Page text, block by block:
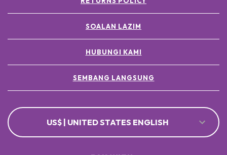
SOALAN LAZIM
HUBUNGI KAMI
SEMBANG LANGSUNG
US$ | UNITED STATES ENGLISH